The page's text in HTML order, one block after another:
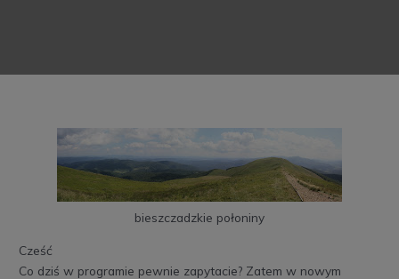
bieszczadzkie połoniny
Cześć
Co dziś w programie pewnie zapytacie? Zatem w nowym